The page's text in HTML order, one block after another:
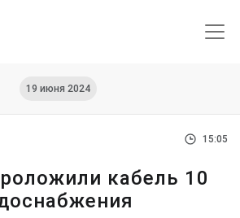
19 июня 2024
15:05
кабель 10